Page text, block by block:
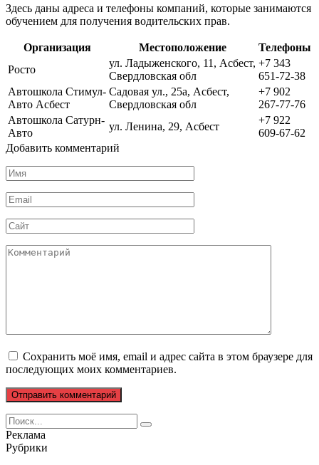
Здесь даны адреса и телефоны компаний, которые занимаются
обучением для получения водительских прав.
Организация Местоположение
Телефоны
Росто
ул. Ладыженского, 11, Асбест,
Свердловская обл
+7 343
651-72-38
Автошкола Стимул-
Авто Асбест
Садовая ул., 25а, Асбест,
Свердловская обл
+7 902
267-77-76
Автошкола Сатурн-
Авто
ул. Ленина, 29, Асбест
+7 922
609-67-62
Добавить комментарий
Имя
*
Email
*
Сайт
Комментарий
Сохранить моё имя, email и адрес сайта в этом браузере для
последующих моих комментариев.
Search
for:
Реклама
Рубрики